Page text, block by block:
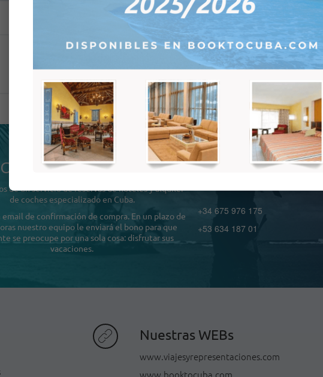
Book to Cuba?
de un servicio de reservas de hoteles y alquiler
de coches especializado en Cuba.
email de confirmación de compra. En un plazo de
nuestro equipo le enviará el bono para que
se preocupe por una sola cosa: disfrutar sus
vacaciones.
Teléfono de asistencia.
Horario de atención de 9:00
+34 675 976 175
+53 634 187 01
Nuestras WEBs
www.viajesyrepresentaciones.com
www.booktocuba.com